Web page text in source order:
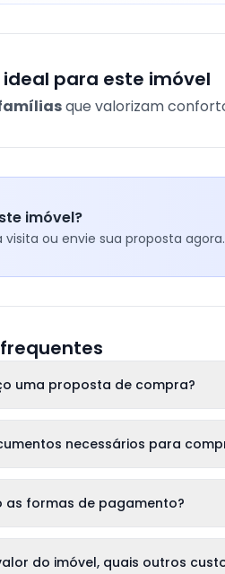
ideal para este imóvel
que valorizam
imóvel?
visita ou envie sua proposta agora.
uma proposta de compra?
necessários para
as formas de pagamento?
do imóvel, quais outros